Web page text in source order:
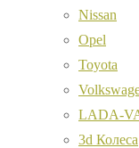
Nissan
Opel
Toyota
LADA-
3d Колеса